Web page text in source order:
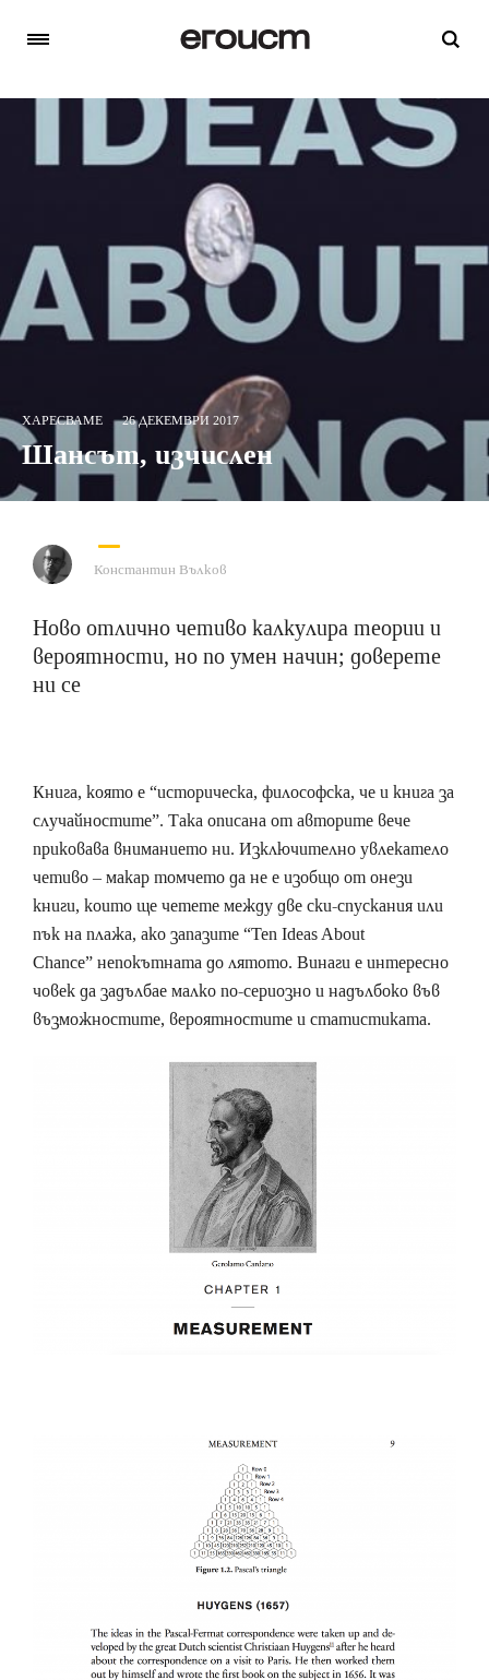
ХАРЕСВАМЕ 26 ДЕКЕМВРИ 2017
Шансът, изчислен
Константин Вълков
Ново отлично четиво калкулира теории и
вероятности, но по умен начин; доверете
ни се
Книга, която е “историческа, философска, че и книга за
случайностите”. Така описана от авторите вече
приковава вниманието ни. Изключително увлекатело
четиво – макар томчето да не е изобщо от онези
книги, които ще четете между две ски-спускания или
пък на плажа, ако запазите “Ten Ideas About
Chance” непокътната до лятото. Винаги е интересно
човек да задълбае малко по-сериозно и надълбоко във
възможностите, вероятностите и статистиката.